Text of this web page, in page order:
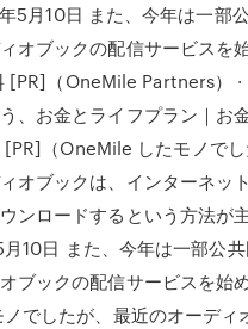
5月10日 また、今年は一部
オブックの配信サービスを
[PR]（OneMile Partners） ·
、お金とライフプラン｜お
（OneMile したモノでし
オブックは、インターネッ
ンロードするという方法が
10日 また、今年は一部公
ブックの配信サービスを始
でしたが、最近のオーディ